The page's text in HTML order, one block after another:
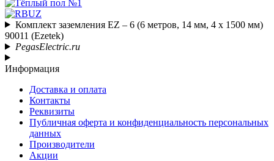
Комплект заземления EZ – 6 (6 метров, 14 мм, 4 х 1500 мм)
90011 (Ezetek)
PegasElectric.ru
Информация
Доставка и оплата
Контакты
Реквизиты
Публичная оферта и конфиденциальность персональных
данных
Производители
Акции